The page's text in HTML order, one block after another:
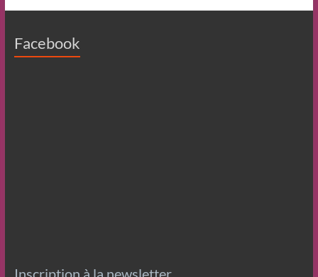
Facebook
Inscription à la newsletter